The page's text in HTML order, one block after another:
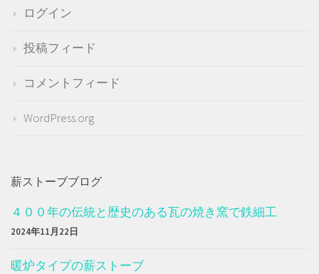
ログイン
投稿フィード
コメントフィード
WordPress.org
薪ストーブブログ
４００年の伝統と歴史のある瓦の焼き窯で鉄細工
2024年11月22日
暖炉タイプの薪ストーブ